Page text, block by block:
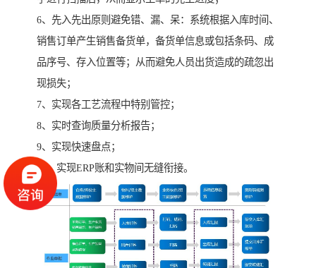
6、先入先出原则避免错、漏、呆：系统根据入库时间、
销售订单产生销售备货单，备货单信息或包括条码、成
品序号、存入位置等；从而避免人员出货造成的疏忽出
现损失；
7、实现各工艺流程中特别管控；
8、实时查询质量分析报告；
9、实现快速盘点；
10、实现ERP账和实物间无缝衔接。